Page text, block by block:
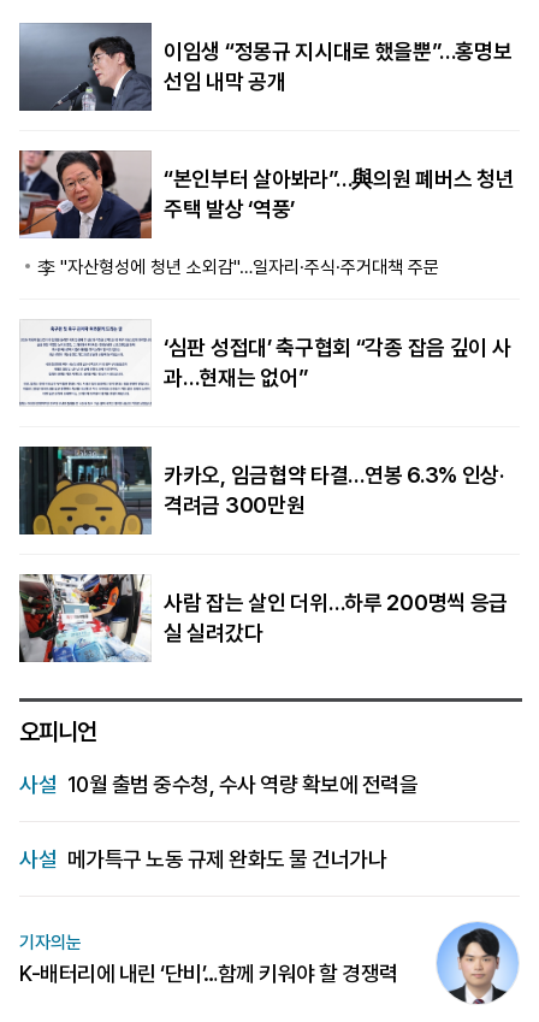
이임생 “정몽규 지시대로 했을뿐”…홍명보
선임 내막 공개
“본인부터 살아봐라”…與의원 폐버스 청년
주택 발상 ‘역풍’
李 "자산형성에 청년 소외감"…일자리·주식·주거대책 주문
‘심판 성접대’ 축구협회 “각종 잡음 깊이 사
과…현재는 없어”
카카오, 임금협약 타결…연봉 6.3% 인상·
격려금 300만원
사람 잡는 살인 더위…하루 200명씩 응급
실 실려갔다
오피니언
사설 10월 출범 중수청, 수사 역량 확보에 전력을
사설 메가특구 노동 규제 완화도 물 건너가나
기자의눈
K-배터리에 내린 ‘단비’…함께 키워야 할 경쟁력